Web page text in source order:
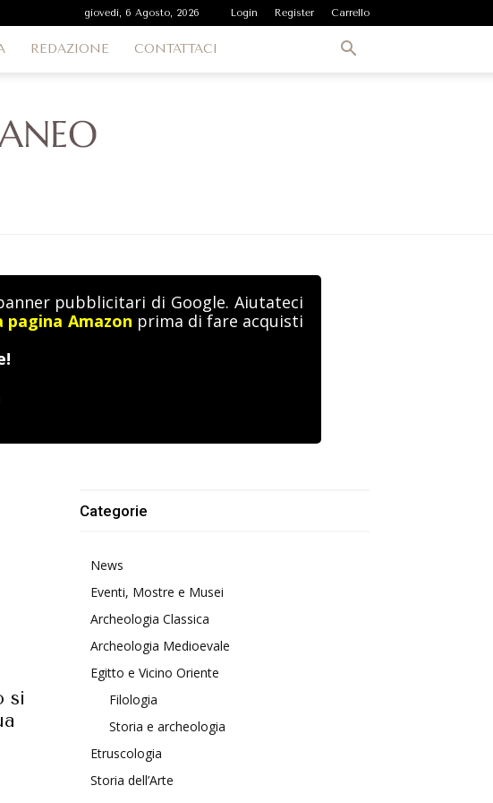
giovedì, 6 Agosto, 2026 Login Register Carrello
REDAZIONE CONTATTACI
pubblicitari di Google. Aiutateci
pagina Amazon prima di fare acquisti
si
Categorie
News
Eventi, Mostre e Musei
Archeologia Classica
Archeologia Medioevale
Egitto e Vicino Oriente
Filologia
Storia e archeologia
Etruscologia
Storia dell’Arte